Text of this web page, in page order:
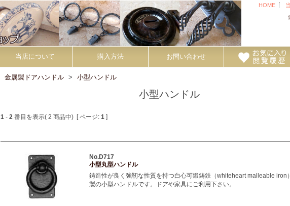
HOME
当店について 購入方法 お問い合わせ
金属製ドアハンドル 小型ハンドル
小型ハンドル
1 - 2 番目を表示( 2 商品中) [ ページ: 1 ]
No.D717
小型丸型ハンドル
鋳造性が良く強靭な性質を持つ白心可鍛鋳鉄（whiteheart malleable iron
製の小型ハンドルです。ドアや家具にご利用下さい。